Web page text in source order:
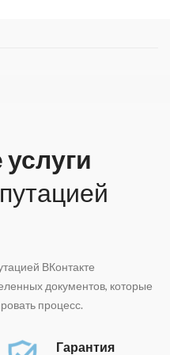
ВКонтакте
документов, которые
процесс.
Гарантия